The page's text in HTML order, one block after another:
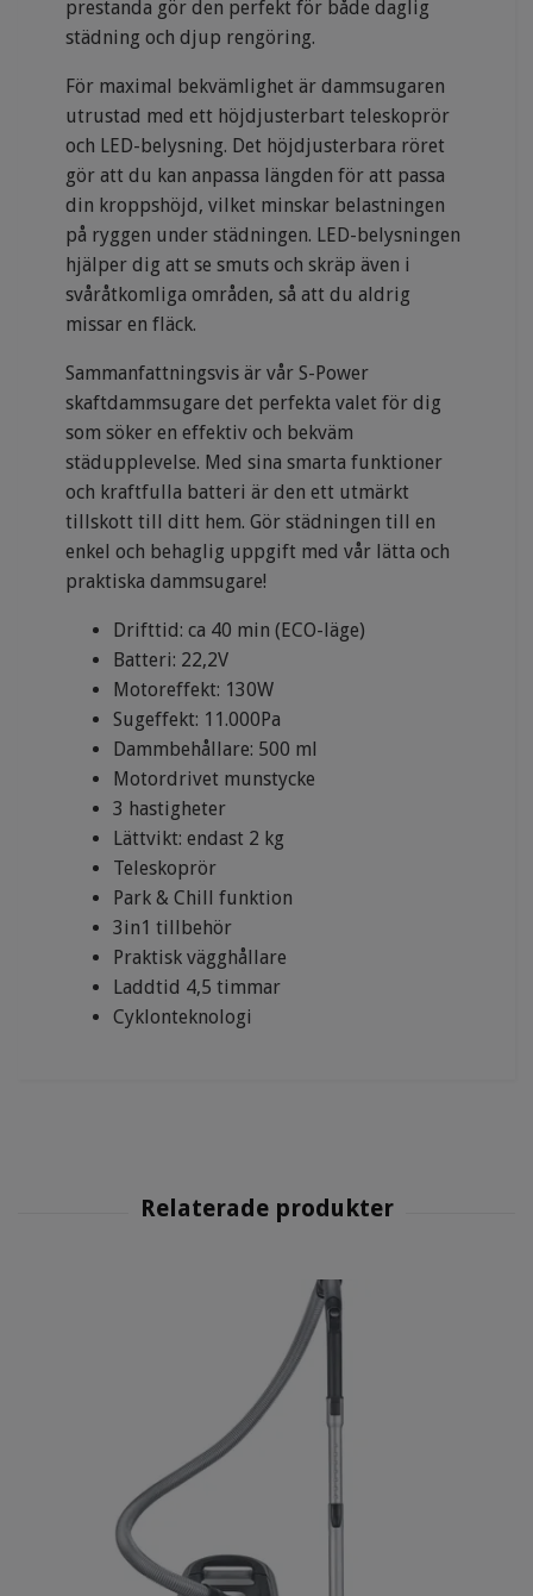
prestanda gör den perfekt för både daglig
städning och djup rengöring.
För maximal bekvämlighet är dammsugaren
utrustad med ett höjdjusterbart teleskoprör
och LED-belysning. Det höjdjusterbara röret
gör att du kan anpassa längden för att passa
din kroppshöjd, vilket minskar belastningen
på ryggen under städningen. LED-belysningen
hjälper dig att se smuts och skräp även i
svåråtkomliga områden, så att du aldrig
missar en fläck.
Sammanfattningsvis är vår S-Power
skaftdammsugare det perfekta valet för dig
som söker en effektiv och bekväm
städupplevelse. Med sina smarta funktioner
och kraftfulla batteri är den ett utmärkt
tillskott till ditt hem. Gör städningen till en
enkel och behaglig uppgift med vår lätta och
praktiska dammsugare!
Drifttid: ca 40 min (ECO-läge)
Batteri: 22,2V
Motoreffekt: 130W
Sugeffekt: 11.000Pa
Dammbehållare: 500 ml
Motordrivet munstycke
3 hastigheter
Lättvikt: endast 2 kg
Teleskoprör
Park & Chill funktion
3in1 tillbehör
Praktisk vägghållare
Laddtid 4,5 timmar
Cyklonteknologi